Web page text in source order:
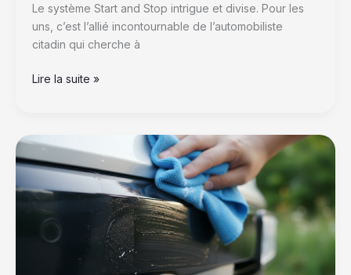
Le système Start and Stop intrigue et divise. Pour les
uns, c’est l’allié incontournable de l’automobiliste
citadin qui cherche à
connaître
pour
l’automobiliste
Lire la suite »
Nettoyer
le
plastique
de
votre